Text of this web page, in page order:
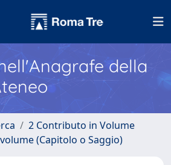
della
2 Contributo in Volume
(Capitolo o Saggio)